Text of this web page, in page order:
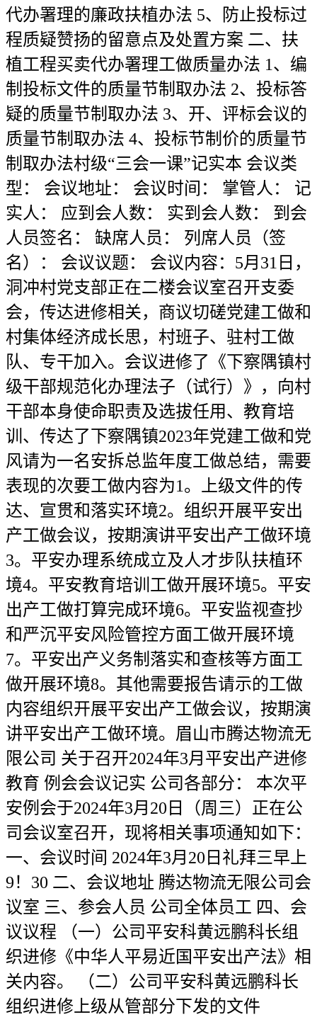
代办署理的廉政扶植办法 5、防止投标过
程质疑赞扬的留意点及处置方案 二、扶
植工程买卖代办署理工做质量办法 1、编
制投标文件的质量节制取办法 2、投标答
疑的质量节制取办法 3、开、评标会议的
质量节制取办法 4、投标节制价的质量节
制取办法村级“三会一课”记实本 会议类
型： 会议地址： 会议时间： 掌管人： 记
实人： 应到会人数： 实到会人数： 到会
人员签名： 缺席人员： 列席人员（签
名）： 会议议题： 会议内容：5月31日，
洞冲村党支部正在二楼会议室召开支委
会，传达进修相关，商议切磋党建工做和
村集体经济成长思，村班子、驻村工做
队、专干加入。会议进修了《下察隅镇村
级干部规范化办理法子（试行）》，向村
干部本身使命职责及选拔任用、教育培
训、传达了下察隅镇2023年党建工做和党
风请为一名安拆总监年度工做总结，需要
表现的次要工做内容为1。上级文件的传
达、宣贯和落实环境2。组织开展平安出
产工做会议，按期演讲平安出产工做环境
3。平安办理系统成立及人才步队扶植环
境4。平安教育培训工做开展环境5。平安
出产工做打算完成环境6。平安监视查抄
和严沉平安风险管控方面工做开展环境
7。平安出产义务制落实和查核等方面工
做开展环境8。其他需要报告请示的工做
内容组织开展平安出产工做会议，按期演
讲平安出产工做环境。眉山市腾达物流无
限公司 关于召开2024年3月平安出产进修
教育 例会会议记实 公司各部分： 本次平
安例会于2024年3月20日（周三）正在公
司会议室召开，现将相关事项通知如下：
一、会议时间 2024年3月20日礼拜三早上
9！30 二、会议地址 腾达物流无限公司会
议室 三、参会人员 公司全体员工 四、会
议议程 （一）公司平安科黄远鹏科长组
织进修《中华人平易近国平安出产法》相
关内容。 （二）公司平安科黄远鹏科长
组织进修上级从管部分下发的文件